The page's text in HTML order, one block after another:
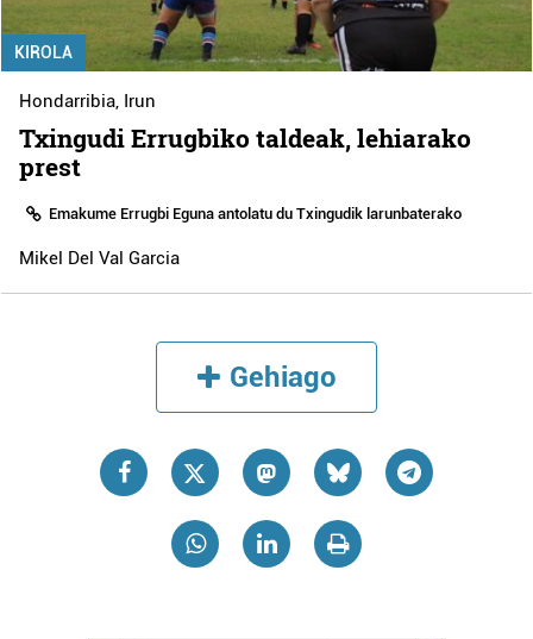
KIROLA
Hondarribia, Irun
Txingudi Errugbiko taldeak, lehiarako
prest
Emakume Errugbi Eguna antolatu du Txingudik larunbaterako
Mikel Del Val Garcia
Gehiago